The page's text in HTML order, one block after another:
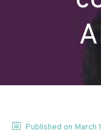
Published on March